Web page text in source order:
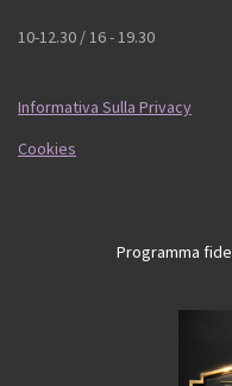
10-12.30 / 16 - 19.30
Informativa Sulla Privacy
Cookies
Programma